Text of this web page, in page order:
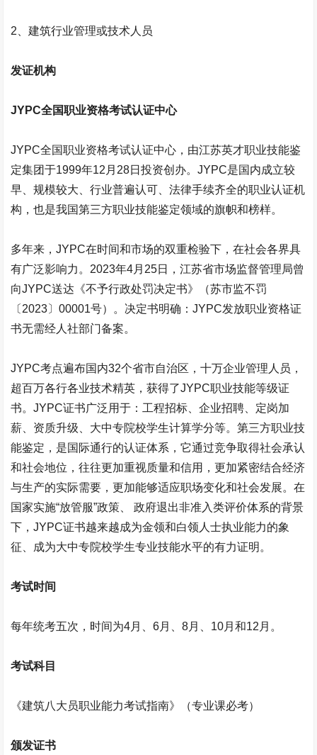
2、建筑行业管理或技术人员
发证机构
JYPC全国职业资格考试认证中心
JYPC全国职业资格考试认证中心，由江苏英才职业技能鉴
定集团于1999年12 月 28日投资创办。JYPC是国内成立较
早、规模较大、行业普遍认可、法律手续齐全的职业认证机
构，也是我国第三方职业技能鉴定领域的旗帜和榜样。
多年来，JYPC在时间和市场的双重检验下，在社会各界具
有广泛影响力。 2023年4月 25日，江苏省市场监督管理局曾
向JYPC送达《不予行政处罚决定书》（苏市监不罚
〔 2023〕00001号）。决定书明确：JYPC发放职业资格证
书无需经人社部门备案。
JYPC考点遍布国内32个省市自治区，十万企业管理人员，
超百万各行各业技术精英，获得了JYPC职业技能等级证
书。JYPC证书广泛用于：工程招标、企业招聘、定岗加
薪、资质升级、大中专院校学生计算学分等。第三方职业技
能鉴定，是国际通行的认证体系，它通过竞争取得社会承认
和社会地位，往往更加重视质量和信用，更加紧密结合经济
与生产的实际需要，更加能够适应职场变化和社会发展。在
国家实施“放管服”政策、 政府退出非准入类评价体系的背景
下，JYPC证书越来越成为金领和白领人士执业能力的象
征、成为大中专院校学生专业技能水平的有力证明。
考试时间
每年统考五次，时间为4月、6月、8月、 10月和12 月。
考试科目
《建筑八大员职业能力考试指南》（专业课必考）
颁发证书